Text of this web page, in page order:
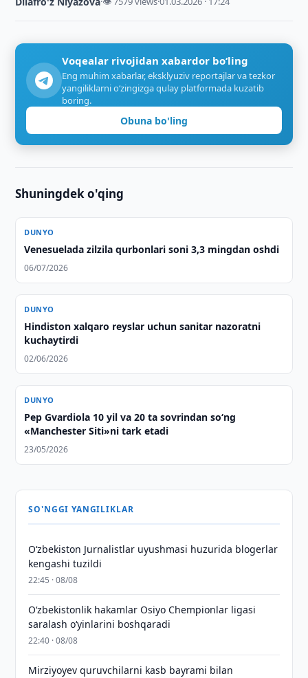
Voqealar rivojidan xabardor bo‘ling
Eng muhim xabarlar, eksklyuziv reportajlar va tezkor
yangiliklarni o‘zingizga qulay platformada kuzatib
boring.
Obuna bo'ling
Shuningdek o'qing
DUNYO
Venesuelada zilzila qurbonlari soni 3,3 mingdan oshdi
06/07/2026
DUNYO
Hindiston xalqaro reyslar uchun sanitar nazoratni
kuchaytirdi
02/06/2026
DUNYO
Pep Gvardiola 10 yil va 20 ta sovrindan so‘ng
«Manchester Siti»ni tark etadi
23/05/2026
SO'NGGI YANGILIKLAR
O‘zbekiston Jurnalistlar uyushmasi huzurida blogerlar
kengashi tuzildi
22:45 · 08/08
O‘zbekistonlik hakamlar Osiyo Chempionlar ligasi
saralash o‘yinlarini boshqaradi
22:40 · 08/08
Mirziyoyev quruvchilarni kasb bayrami bilan